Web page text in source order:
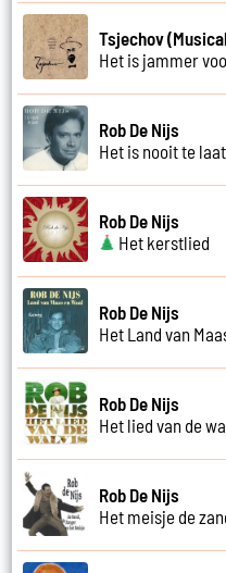
Tsjechov
Het is jammer
Rob De Nijs
Het is nooit te laat
Rob De Nijs
Het kerstlied
Rob De Nijs
Het Land van
Rob De Nijs
Het lied van de
Rob De Nijs
Het meisje de